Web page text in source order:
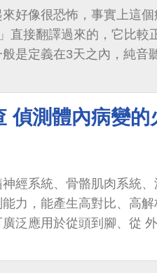
來好像很恐怖，事實上這
直接翻譯過來的，它比較
是定義在3天之內，純音
偵測體內病變的
經系統、骨骼肌肉系統
力，能產生高對比、高
泛應用於從頭到腳、從